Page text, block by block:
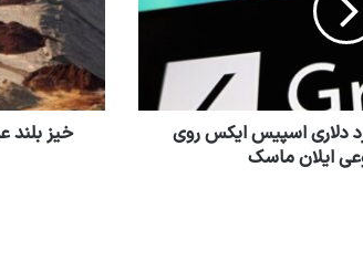
2 میلیارد دلاری اسپیس ایکس روی
ایلان ماسک
خیز بلند